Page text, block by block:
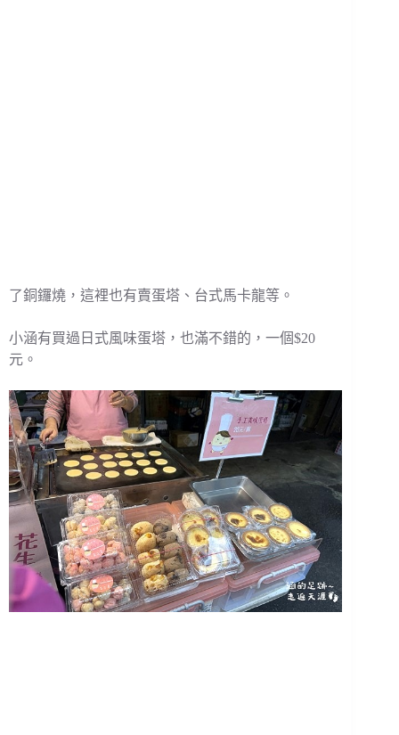
了銅鑼燒，這裡也有賣蛋塔、台式馬卡龍等。
小涵有買過日式風味蛋塔，也滿不錯的，一個$20
元。